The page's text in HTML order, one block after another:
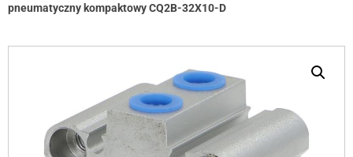
pneumatyczny kompaktowy CQ2B-32X10-D